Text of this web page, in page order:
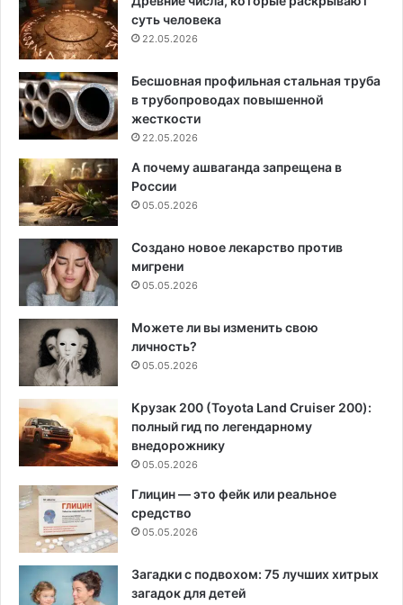
суть человека
22.05.2026
Бесшовная профильная стальная труба
в трубопроводах повышенной
жесткости
22.05.2026
А почему ашваганда запрещена в
России
05.05.2026
Создано новое лекарство против
мигрени
05.05.2026
Можете ли вы изменить свою
личность?
05.05.2026
Крузак 200 (Toyota Land Cruiser 200):
полный гид по легендарному
внедорожнику
05.05.2026
Глицин — это фейк или реальное
средство
05.05.2026
Загадки с подвохом: 75 лучших хитрых
загадок для детей